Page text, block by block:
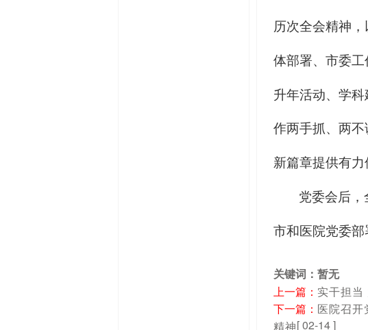
历次全会精神
体部署、市委
升年活动、学科
作两手抓、两
新篇章提供有力
党委会后，
市和医院党委部
关键词：暂无
上一篇： 实干担
下一篇： 医院召
精神[ 02-14 ]